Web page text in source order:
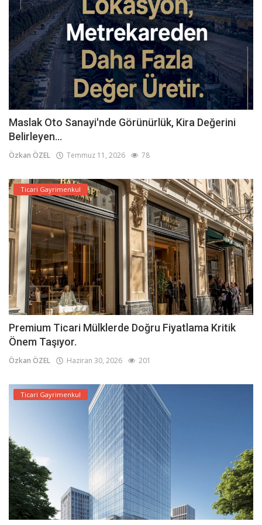
Maslak Oto Sanayi'nde Görünürlük, Kira Değerini
Belirleyen...
Özkan ÖZEL Temmuz 11, 2026 78
Ticari Gayrimenkul
Premium Ticari Mülklerde Doğru Fiyatlama Kritik
Önem Taşıyor.
Özkan ÖZEL Haziran 30, 2026 201
Ticari Gayrimenkul